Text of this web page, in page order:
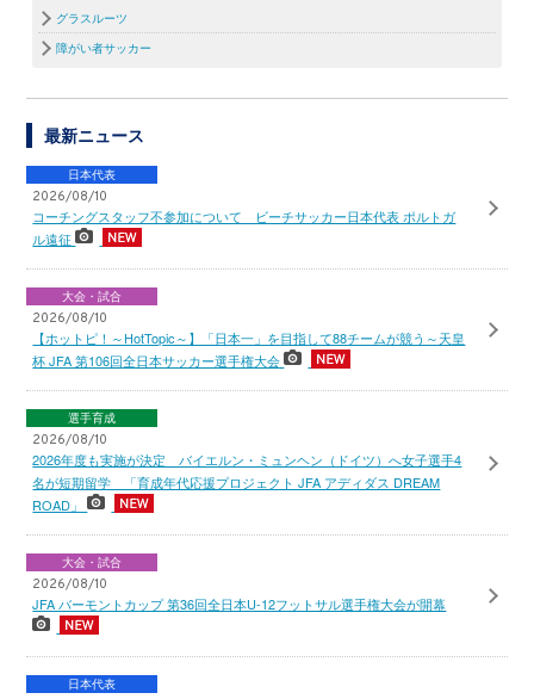
グラスルーツ
障がい者サッカー
最新ニュース
日本代表
2026/08/10
コーチングスタッフ不参加について ビーチサッカー日本代表 ポルトガ
ル遠征
大会・試合
2026/08/10
【ホットピ！～HotTopic～】「日本一」を目指して88チームが競う～天皇
杯 JFA 第106回全日本サッカー選手権大会
選手育成
2026/08/10
2026年度も実施が決定 バイエルン・ミュンヘン（ドイツ）へ女子選手4
名が短期留学 「育成年代応援プロジェクト JFA アディダス DREAM
ROAD」
大会・試合
2026/08/10
JFA バーモントカップ 第36回全日本U-12フットサル選手権大会が開幕
日本代表